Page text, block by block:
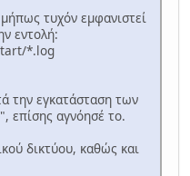
τυχόν εμφανιστεί
εντολή:
*.log
την εγκατάσταση των
επίσης αγνόησέ το.
δικτύου, καθώς και